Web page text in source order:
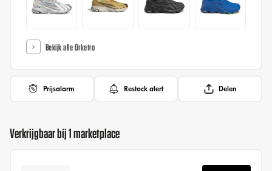
Bekijk alle Orketro
Prijsalarm Restock alert Delen
Verkrijgbaar bij 1 marketplace